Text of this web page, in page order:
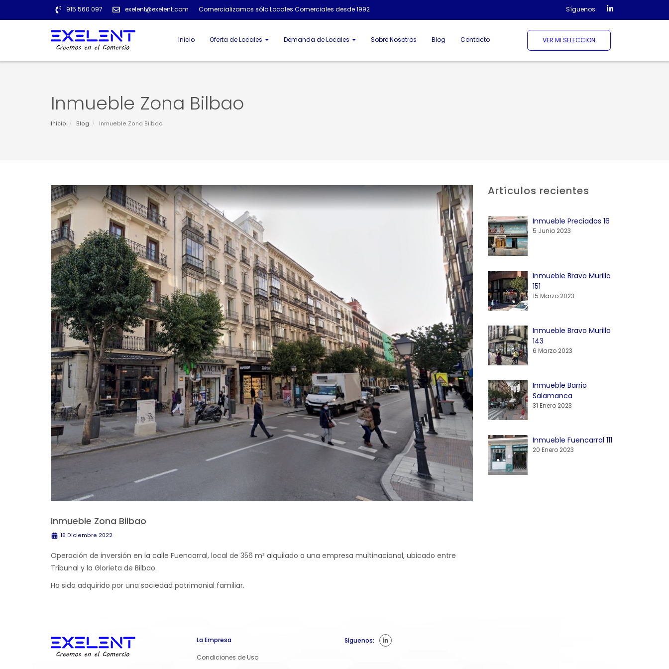
915 560 097 exelent@exelent.com Comercializamos sólo Locales Comerciales desde 1992
Síguenos:
principal
Inicio
Oferta de Locales Demanda de Locales Sobre Nosotros Blog Contacto VER MI SELECCION
Inmueble Zona Bilbao
Inicio Blog Inmueble Zona Bilbao
Inmueble Zona Bilbao
16 Diciembre 2022
Operación de inversión en la calle Fuencarral, local de 356 m² alquilado a una empresa multinacional, ubicado entre
Tribunal y la Glorieta de Bilbao.
Ha sido adquirido por una sociedad patrimonial familiar.
Artículos recientes
Inmueble Preciados 16
5 Junio 2023
Inmueble Bravo Murillo
151
15 Marzo 2023
Inmueble Bravo Murillo
143
6 Marzo 2023
Inmueble Barrio
Salamanca
31 Enero 2023
Inmueble Fuencarral 111
20 Enero 2023
La Empresa
Condiciones de Uso
Síguenos: